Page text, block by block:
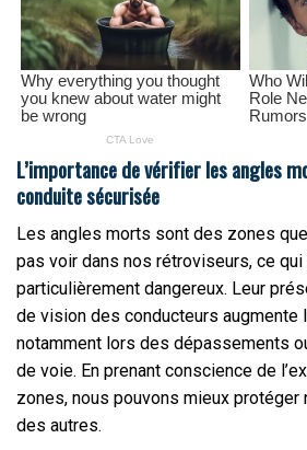
L’importance de vérifier les angles
conduite sécurisée
Les angles morts sont des zones
pas voir dans nos rétroviseurs, ce
particulièrement dangereux. Leur
de vision des conducteurs augmente
notamment lors des dépassements
de voie. En prenant conscience de
zones, nous pouvons mieux
des autres.